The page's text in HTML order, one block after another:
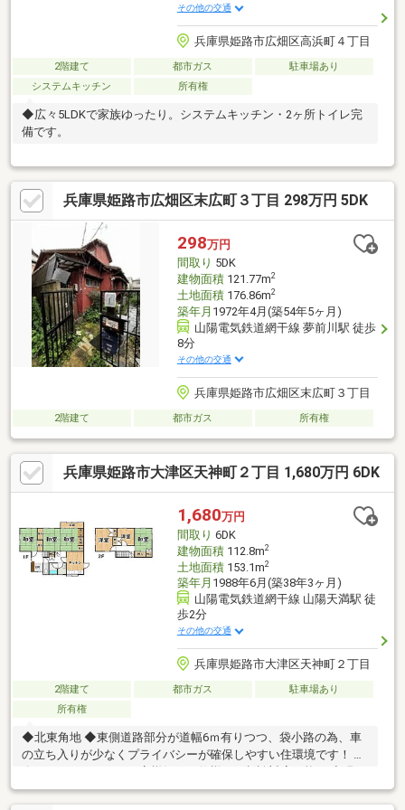
その他の交通
兵庫県姫路市広畑区高浜町４丁目
2階建て 都市ガス
駐車場あり
システムキッチン
所有権
◆広々5LDKで家族ゆったり。システムキッチン・2ヶ所トイレ完
備です。
兵庫県姫路市広畑区末広町３丁目 298万円 5DK
298万円
間取り 5DK
建物面積121.77m2
土地面積176.86m2
築年月 1972年4月(築54年5ヶ月)
山陽電気鉄道網干線 夢前川駅 徒歩
8分
その他の交通
兵庫県姫路市広畑区末広町３丁目
2階建て 都市ガス 所有権
兵庫県姫路市大津区天神町２丁目 1,680万円 6DK
1,680万円
間取り 6DK
建物面積112.8m2
土地面積153.1m2
築年月 1988年6月(築38年3ヶ月)
山陽電気鉄道網干線 山陽天満駅 徒
歩2分
その他の交通
兵庫県姫路市大津区天神町２丁目
2階建て 都市ガス
駐車場あり
所有権
◆北東角地 ◆東側道路部分が道幅6ｍ有りつつ、袋小路の為、車
の立ち入りが少なくプライバシーが確保しやすい住環境です！ ◆
況、駐車スペース1台です